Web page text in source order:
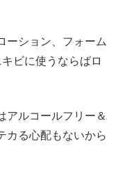
ーション、フォーム
ビに使うならばロ
アルコールフリー＆
カる心配もないから